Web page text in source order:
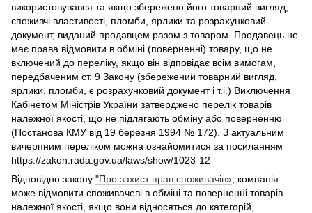
використовувався та якщо збережено його товарний вигляд,
споживчі властивості, пломби, ярлики та розрахунковий
документ, виданий продавцем разом з товаром. Продавець не
має права відмовити в обміні (поверненні) товару, що не
включений до переліку, якщо він відповідає всім вимогам,
передбаченим ст. 9 Закону (збережений товарний вигляд,
ярлики, пломби, є розрахунковий документ і т.і.) Виключення
Кабінетом Міністрів України затверджено перелік товарів
належної якості, що не підлягають обміну або поверненню
(Постанова КМУ від 19 березня 1994 № 172). З актуальним
вичерпним переліком можна ознайомитися за посиланням
https://zakon.rada.gov.ua/laws/show/1023-12
Відповідно закону "Про захист прав споживачів» , компанія
може відмовити споживачеві в обміні та поверненні товарів
належної якості, якщо вони відносяться до категорій,